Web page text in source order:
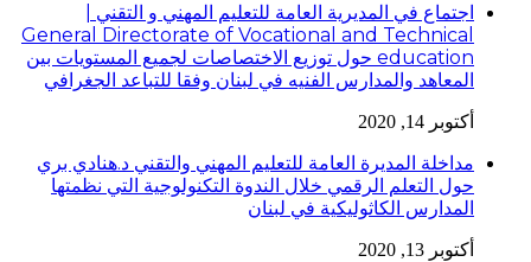
اجتماع في المديرية العامة للتعليم المهني و التقني |
General Directorate of Vocational and Technical
education حول توزيع الاختصاصات لجميع المستويات بين
المعاهد والمدارس الفنيه في لبنان وفقا للتباعد الجغرافي
أكتوبر 14, 2020
مداخلة المديرة العامة للتعليم المهني والتقني د.هنادي بري
حول التعلم الرقمي خلال الندوة التكنولوجية التي نظمتها
المدارس الكاثوليكية في لبنان
أكتوبر 13, 2020